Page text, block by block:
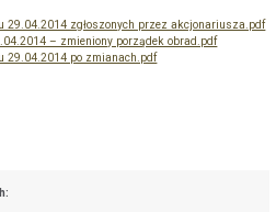
29.04.2014 zgłoszonych przez akcjonariusza.pdf
– zmieniony porządek obrad.pdf
29.04.2014 po zmianach.pdf